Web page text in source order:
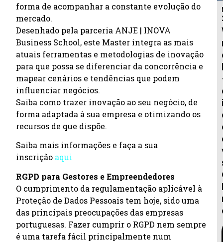
forma de acompanhar a constante evolução do
mercado.
Desenhado pela parceria ANJE | INOVA
Business School, este Master integra as mais
atuais ferramentas e metodologias de inovação
para que possa se diferenciar da concorrência e
mapear cenários e tendências que podem
influenciar negócios.
Saiba como trazer inovação ao seu negócio, de
forma adaptada à sua empresa e otimizando os
recursos de que dispõe.
Saiba mais informações e faça a sua
inscrição aqui
RGPD para Gestores e Empreendedores
O cumprimento da regulamentação aplicável à
Proteção de Dados Pessoais tem hoje, sido uma
das principais preocupações das empresas
portuguesas. Fazer cumprir o RGPD nem sempre
é uma tarefa fácil principalmente num